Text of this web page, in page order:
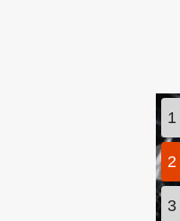
1
2
3